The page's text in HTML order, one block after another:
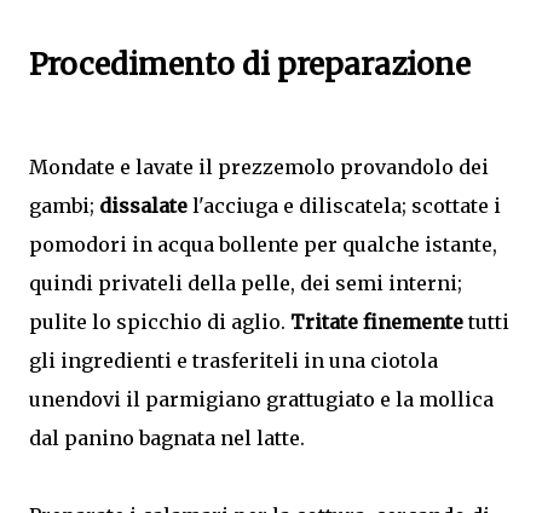
Procedimento di preparazione
Mondate e lavate il prezzemolo provandolo dei
gambi; dissalate l'acciuga e diliscatela; scottate i
pomodori in acqua bollente per qualche istante,
quindi privateli della pelle, dei semi interni;
pulite lo spicchio di aglio. Tritate finementetutti
gli ingredienti e trasferiteli in una ciotola
unendovi il parmigiano grattugiato e la mollica
dal panino bagnata nel latte.